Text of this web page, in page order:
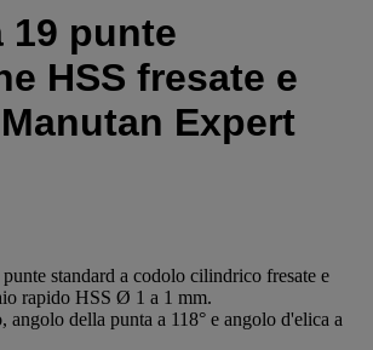
19 punte
HSS fresate e
Expert
punte standard a codolo cilindrico fresate e
rapido HSS Ø 1 a 1 mm.
angolo della punta a 118° e angolo d'elica a